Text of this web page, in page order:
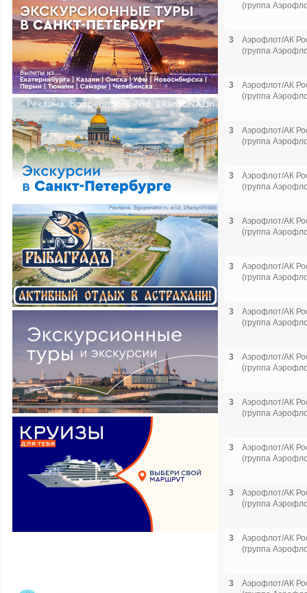
(группа
3
Аэрофлот/АК
(группа
3
Аэрофлот/АК
(группа
3
Аэрофлот/АК
(группа
3
Аэрофлот/АК
(группа
3
Аэрофлот/АК
(группа
3
Аэрофлот/АК
(группа
3
Аэрофлот/АК
(группа
3
Аэрофлот/АК
(группа
3
Аэрофлот/АК
(группа
3
Аэрофлот/АК
(группа
3
Аэрофлот/АК
(группа
3
Аэрофлот/АК
(группа
3
Аэрофлот/АК